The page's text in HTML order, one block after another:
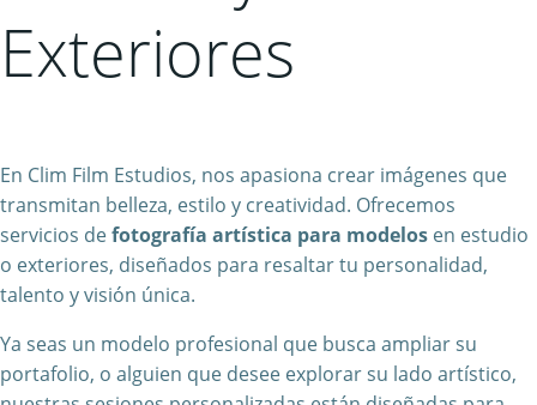
Exteriores
En Clim Film Estudios, nos apasiona crear imágenes que
transmitan belleza, estilo y creatividad. Ofrecemos
servicios defotografía artística para modelos en estudio
o exteriores, diseñados para resaltar tu personalidad,
talento y visión única.
Ya seas un modelo profesional que busca ampliar su
portafolio, o alguien que desee explorar su lado artístico,